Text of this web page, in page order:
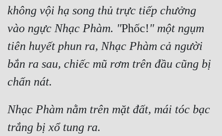
không vội hạ song thủ trực tiếp chưởng
vào ngực Nhạc Phàm. "Phốc!" một ngụm
tiên huyết phun ra, Nhạc Phàm cả người
bắn ra sau, chiếc mũ rơm trên đầu cũng bị
chấn nát.
Nhạc Phàm nằm trên mặt đất, mái tóc bạc
trắng bị xổ tung ra.